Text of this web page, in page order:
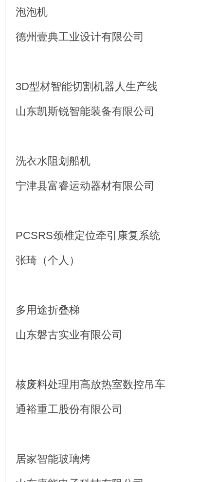
泡泡机
德州壹典工业设计有限公司
3D型材智能切割机器人生产线
山东凯斯锐智能装备有限公司
洗衣水阻划船机
宁津县富睿运动器材有限公司
PCSRS颈椎定位牵引康复系统
张琦（个人）
多用途折叠梯
山东磐古实业有限公司
核废料处理用高放热室数控吊车
通裕重工股份有限公司
居家智能玻璃烤